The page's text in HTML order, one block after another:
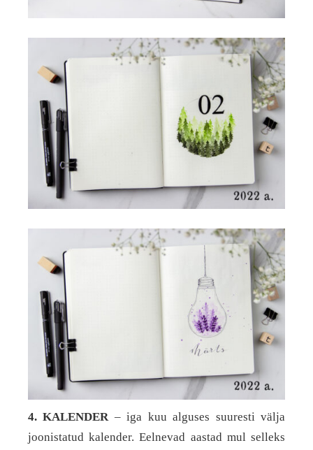
4. KALENDER– iga kuu alguses suuresti välja
joonistatud kalender. Eelnevad aastad mul selleks